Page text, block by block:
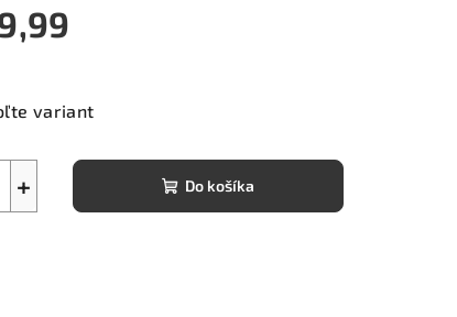
variant
+ Do košíka